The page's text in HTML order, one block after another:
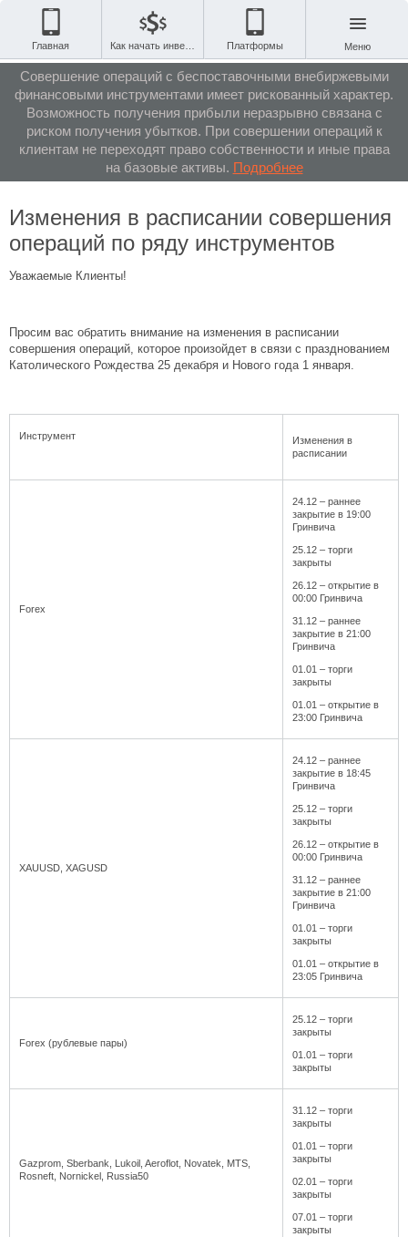
Совершение операций с беспоставочными внебиржевыми
финансовыми инструментами имеет рискованный характер.
Возможность получения прибыли неразрывно связана с
риском получения убытков. При совершении операций к
клиентам не переходят право собственности и иные права
на базовые активы. Подробнее
Главная Платформы Меню
Изменения в расписании совершения
операций по ряду инструментов
Уважаемые Клиенты!
Просим вас обратить внимание на изменения в расписании
совершения операций, которое произойдет в связи с празднованием
Католического Рождества 25 декабря и Нового года 1 января.
Инструмент
Изменения в
расписании
Forex
24.12 – раннее
закрытие в 19:00
Гринвича
25.12 – торги
закрыты
26.12 – открытие в
00:00 Гринвича
31.12 – раннее
закрытие в 21:00
Гринвича
01.01 – торги
закрыты
01.01 – открытие в
23:00 Гринвича
XAUUSD, XAGUSD
24.12 – раннее
закрытие в 18:45
Гринвича
25.12 – торги
закрыты
26.12 – открытие в
00:00 Гринвича
31.12 – раннее
закрытие в 21:00
Гринвича
01.01 – торги
закрыты
01.01 – открытие в
23:05 Гринвича
Forex (рублевые пары)
25.12 – торги
закрыты
01.01 – торги
закрыты
Gazprom, Sberbank, Lukoil, Aeroflot, Novatek, MTS,
Rosneft, Nornickel, Russia50
31.12 – торги
закрыты
01.01 – торги
закрыты
02.01 – торги
закрыты
07.01 – торги
закрыты